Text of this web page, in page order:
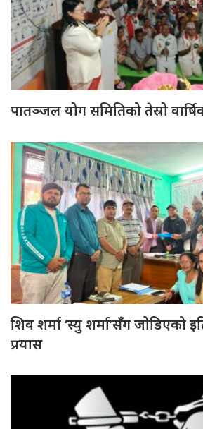
पातञ्जल योग समितिको तेस्रो
शिव शर्मा ‘स्यु शर्मा’सँग जोडिएको
प्रयास